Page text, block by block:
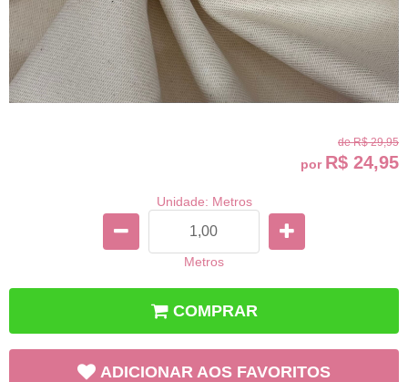
de R$ 29,95
por R$ 24,95
Unidade: Metros
Metros
COMPRAR
ADICIONAR AOS FAVORITOS